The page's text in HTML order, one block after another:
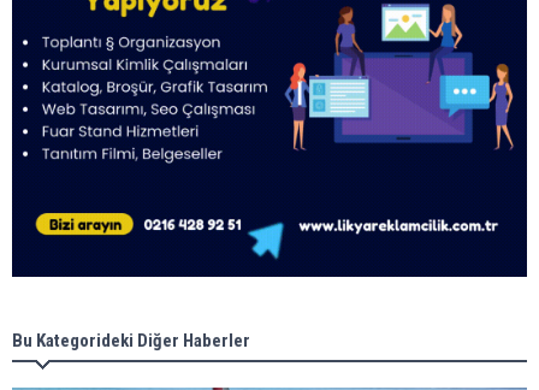
Bu Kategorideki Diğer Haberler